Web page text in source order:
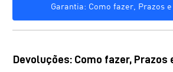
Garantia: Como fazer, Prazos
Devoluções: Como fazer, Prazos